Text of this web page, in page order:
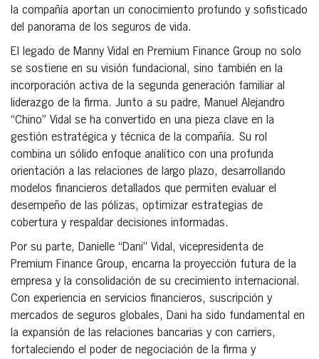
la compañía aportan un conocimiento profundo y sofisticado
del panorama de los seguros de vida.
El legado de Manny Vidal en Premium Finance Group no solo
se sostiene en su visión fundacional, sino también en la
incorporación activa de la segunda generación familiar al
liderazgo de la firma. Junto a su padre, Manuel Alejandro
“Chino” Vidal se ha convertido en una pieza clave en la
gestión estratégica y técnica de la compañía. Su rol
combina un sólido enfoque analítico con una profunda
orientación a las relaciones de largo plazo, desarrollando
modelos financieros detallados que permiten evaluar el
desempeño de las pólizas, optimizar estrategias de
cobertura y respaldar decisiones informadas.
Por su parte, Danielle “Dani” Vidal, vicepresidenta de
Premium Finance Group, encarna la proyección futura de la
empresa y la consolidación de su crecimiento internacional.
Con experiencia en servicios financieros, suscripción y
mercados de seguros globales, Dani ha sido fundamental en
la expansión de las relaciones bancarias y con carriers,
fortaleciendo el poder de negociación de la firma y